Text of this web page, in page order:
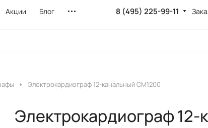
Акции Блог 8 (495) 225-99-11
Электрокардиограф 12-канальный CM1200
Электрокардиограф 12-